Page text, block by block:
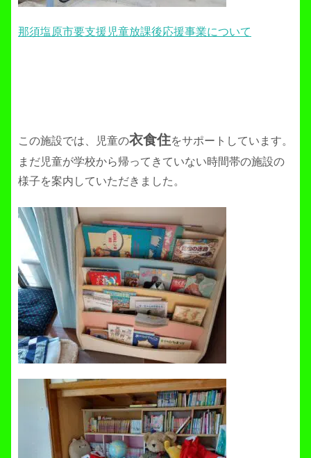
那須塩原市要支援児童放課後応援事業について
この施設では、児童の衣食住をサポートしています。
まだ児童が学校から帰ってきていない時間帯の施設の
様子を案内していただきました。